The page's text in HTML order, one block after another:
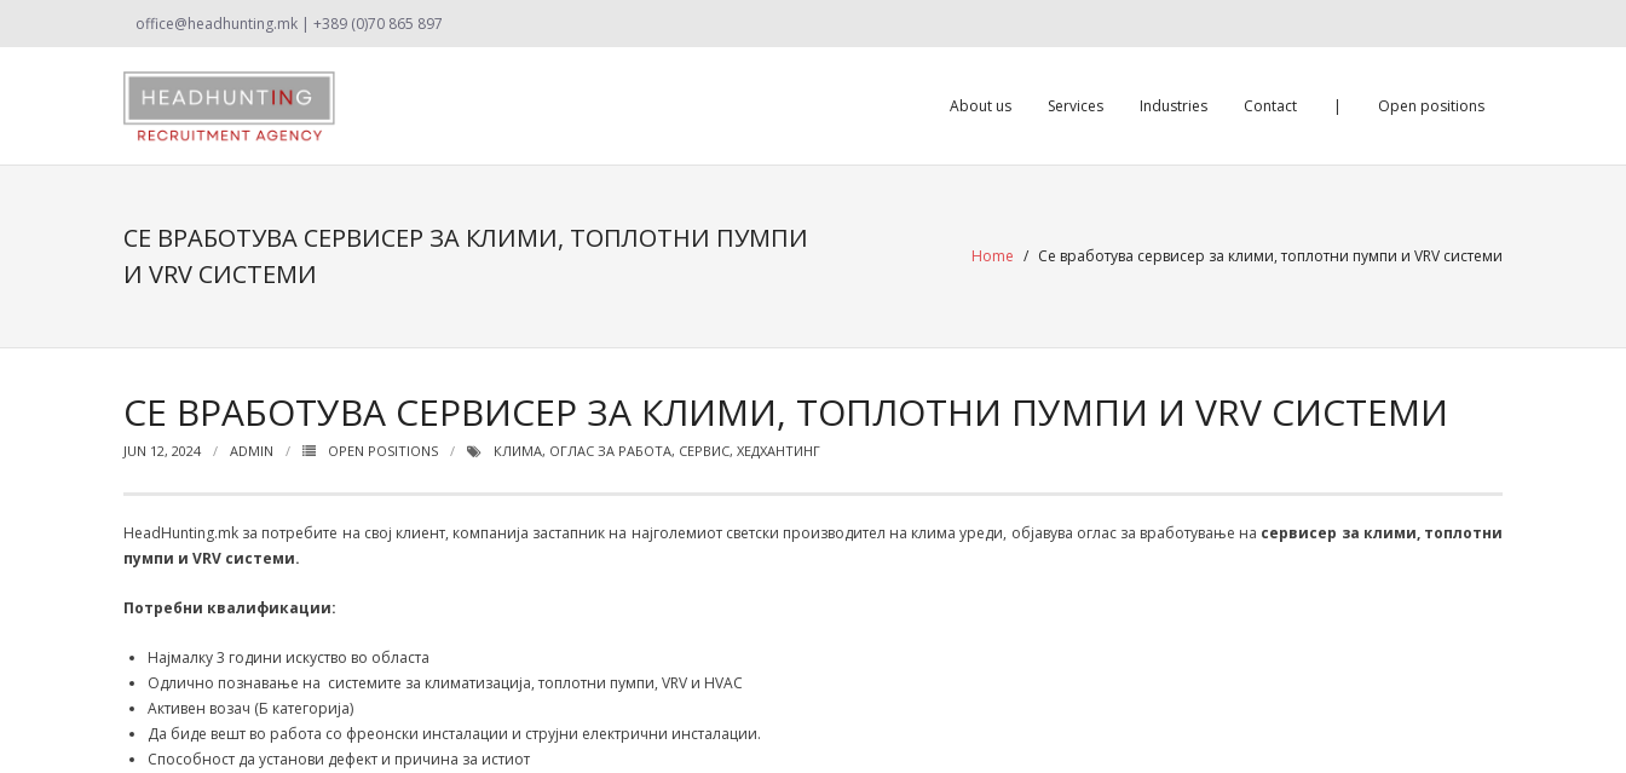
office@headhunting.mk | +389 (0)70 865 897
About us Services Industries Contact | Open positions
СЕ ВРАБОТУВА СЕРВИСЕР ЗА КЛИМИ, ТОПЛОТНИ ПУМПИ
И VRV СИСТЕМИ
Home / Се вработува сервисер за клими, топлотни пумпи и VRV системи
СЕ ВРАБОТУВА СЕРВИСЕР ЗА КЛИМИ, ТОПЛОТНИ ПУМПИ И VRV СИСТЕМИ
JUN 12, 2024 ADMIN OPEN POSITIONS КЛИМА, ОГЛАС ЗА РАБОТА, СЕРВИС, ХЕДХАНТИНГ
HeadHunting.mk за потребите на свој клиент, компанија застапник на најголемиот светски производител на клима уреди, објавува оглас за вработување на сервисер за клими, топлотни
пумпи и VRV системи.
Потребни квалификации:
Најмалку 3 години искуство во областа
Одлично познавање на системите за климатизација, топлотни пумпи, VRV и HVAC
Активен возач (Б категорија)
Да биде вешт во работа со фреонски инсталации и струјни електрични инсталации.
Способност да установи дефект и причина за истиот